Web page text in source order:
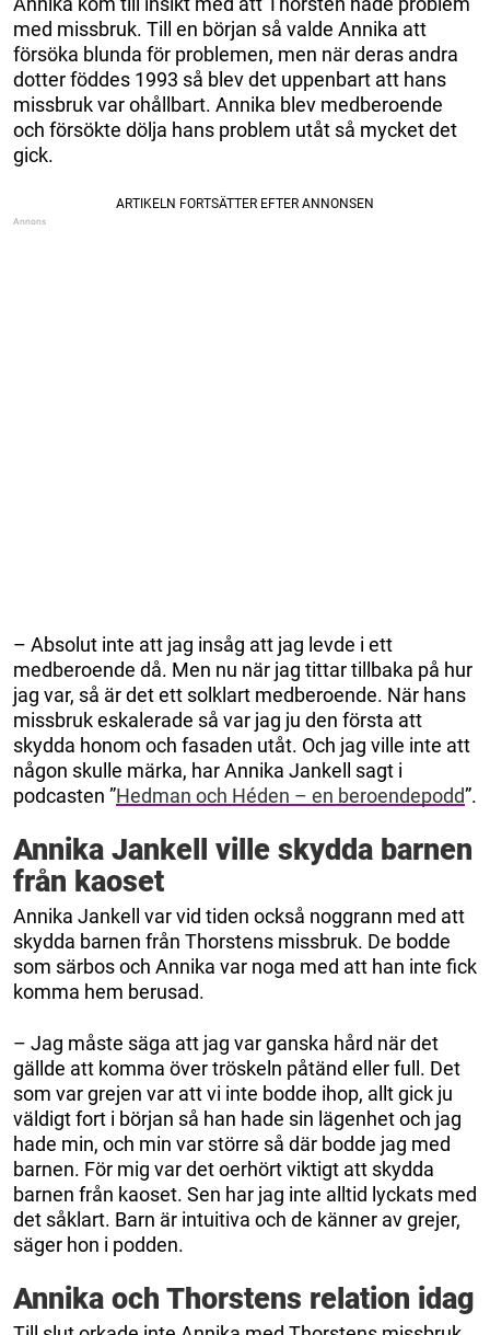
med missbruk. Till en början så valde Annika att
försöka blunda för problemen, men när deras andra
dotter föddes 1993 så blev det uppenbart att hans
missbruk var ohållbart. Annika blev medberoende
och försökte dölja hans problem utåt så mycket det
gick.
– Absolut inte att jag insåg att jag levde i ett
medberoende då. Men nu när jag tittar tillbaka på hur
jag var, så är det ett solklart medberoende. När hans
missbruk eskalerade så var jag ju den första att
skydda honom och fasaden utåt. Och jag ville inte att
någon skulle märka, har Annika Jankell sagt i
podcasten ”Hedman och Héden – en beroendepodd”.
Annika Jankell ville skydda barnen
från kaoset
Annika Jankell var vid tiden också noggrann med att
skydda barnen från Thorstens missbruk. De bodde
som särbos och Annika var noga med att han inte fick
komma hem berusad.
– Jag måste säga att jag var ganska hård när det
gällde att komma över tröskeln påtänd eller full. Det
som var grejen var att vi inte bodde ihop, allt gick ju
väldigt fort i början så han hade sin lägenhet och jag
hade min, och min var större så där bodde jag med
barnen. För mig var det oerhört viktigt att skydda
barnen från kaoset. Sen har jag inte alltid lyckats med
det såklart. Barn är intuitiva och de känner av grejer,
säger hon i podden.
Annika och Thorstens relation idag